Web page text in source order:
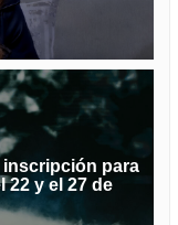
para
22 y el 27 de